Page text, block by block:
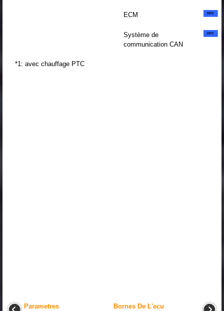
ECM
Système de
communication CAN
*1: avec chauffage PTC
Parametres
Bornes De L'ecu